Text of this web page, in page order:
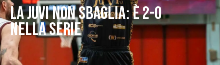
LA JUVI NON SBAGLIA: È 2-0
NELLA SERIE